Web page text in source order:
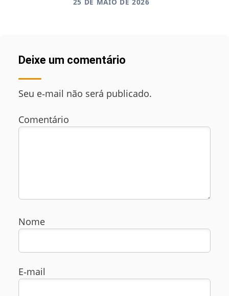
25 DE MAIO DE 2026
Deixe um comentário
Seu e‑mail não será publicado.
Comentário
Nome
E‑mail